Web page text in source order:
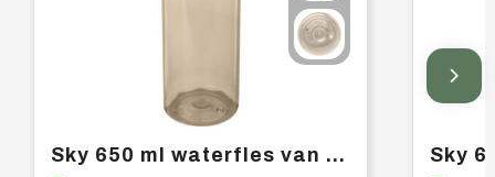
Sky 650 ml waterfles van gerecycled plastic